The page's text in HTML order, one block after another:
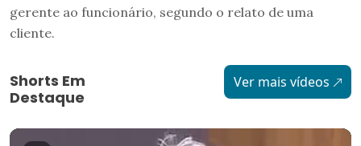
gerente ao funcionário, segundo o relato de uma
cliente.
Shorts Em
Destaque
Ver mais vídeos